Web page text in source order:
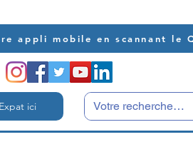
appli mobile en scannant le
ici